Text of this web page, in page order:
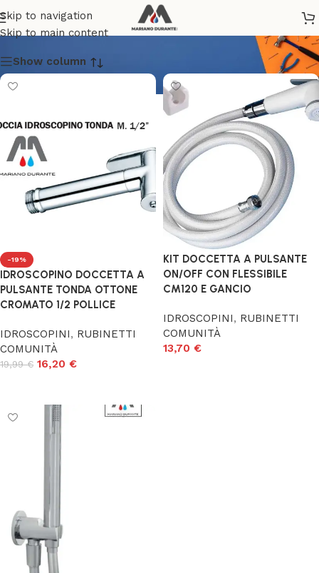
Skip to navigation
Skip to main content
IDROSCOPINI
Show column
-19%
IDROSCOPINO DOCCETTA A
PULSANTE TONDA OTTONE
CROMATO 1/2 POLLICE
IDROSCOPINI, RUBINETTI
COMUNITÀ
19,99€ 16,20 €
KIT DOCCETTA A PULSANTE
ON/OFF CON FLESSIBILE
CM120 E GANCIO
IDROSCOPINI, RUBINETTI
COMUNITÀ
13,70 €